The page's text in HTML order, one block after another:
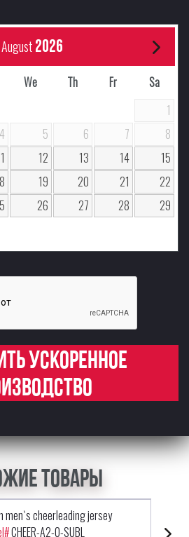
August2026
We Th Fr
Sa
1
4 5 6 7
8
12 13 14
15
19 20 21
22
26 27 28
29
ускоренное
товары
men`s cheerleading jersey
CHEER-A2-0-SUBL